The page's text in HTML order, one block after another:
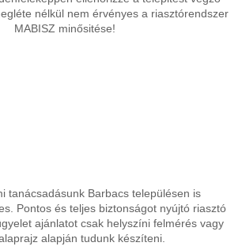
nélkül nem érvényes a riasztórendszer
MABISZ minősitése!
tanácsadásunk Barbacs településen is
Pontos és teljes biztonságot nyújtó riasztó
ajánlatot csak helyszíni felmérés vagy
alapján tudunk készíteni.